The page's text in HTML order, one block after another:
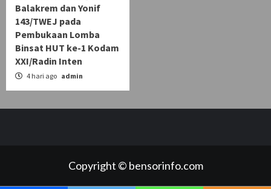
Balakrem dan Yonif
143/TWEJ pada
Pembukaan Lomba
Binsat HUT ke-1 Kodam
XXI/Radin Inten
4 hari ago admin
Copyright © bensorinfo.com